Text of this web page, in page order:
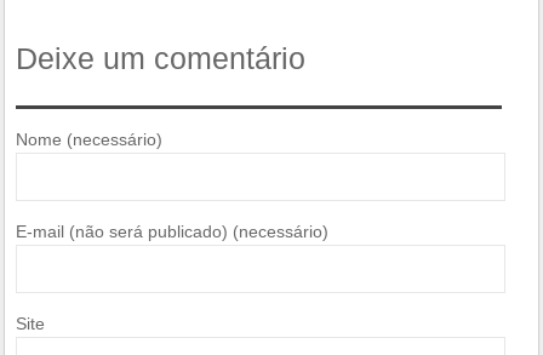
Deixe um comentário
Nome (necessário)
E-mail (não será publicado) (necessário)
Site